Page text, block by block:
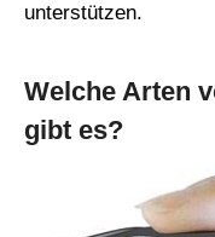
unterstützen.
Welche Arten
gibt es?